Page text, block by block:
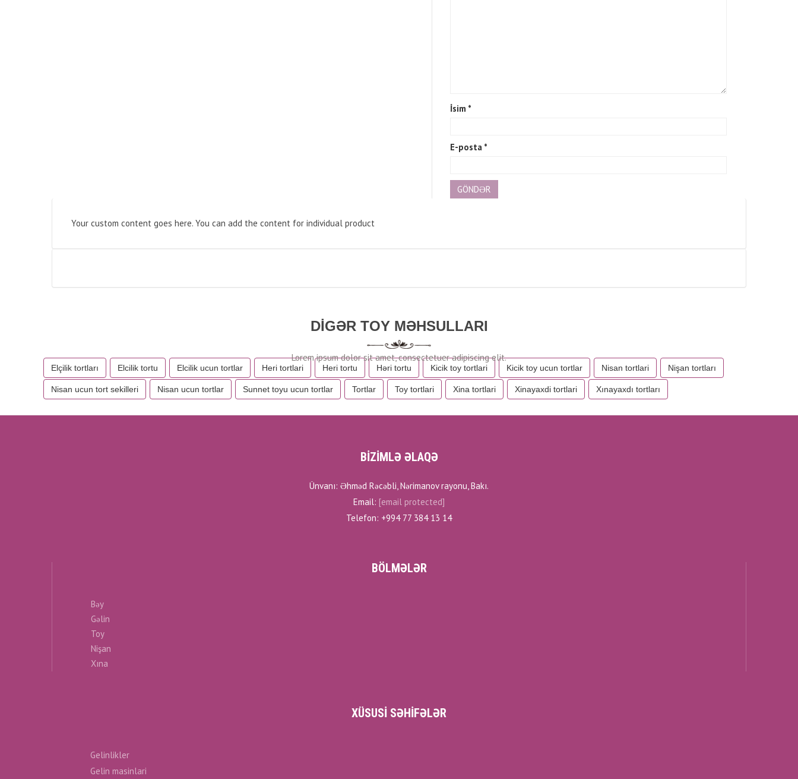
İsim *
E-posta *
Your custom content goes here. You can add the content for individual product
DIGƏR TOY MƏHSULLARI
Elçilik tortları Elcilik tortu Elcilik ucun tortlar Heri tortlari Heri tortu Həri tortu Kicik toy tortlari Kicik toy ucun tortlar Nisan tortlari Nişan tortları
Nisan ucun tort sekilleri Nisan ucun tortlar Sunnet toyu ucun tortlar Tortlar Toy tortlari Xina tortlari Xinayaxdi tortlari Xınayaxdı tortları
BİZİMLƏ ƏLAQƏ
Ünvanı: Əhməd Rəcəbli, Nərimanov rayonu, Bakı.
Email: [email protected]
Telefon: +994 77 384 13 14
BÖLMƏLƏR
Bəy
Gəlin
Toy
Nişan
Xına
XÜSUSI SƏHIFƏLƏR
Gelinlikler
Gelin masinlari